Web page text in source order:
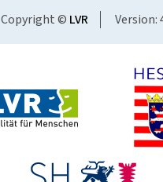
Copyright © LVR Version: